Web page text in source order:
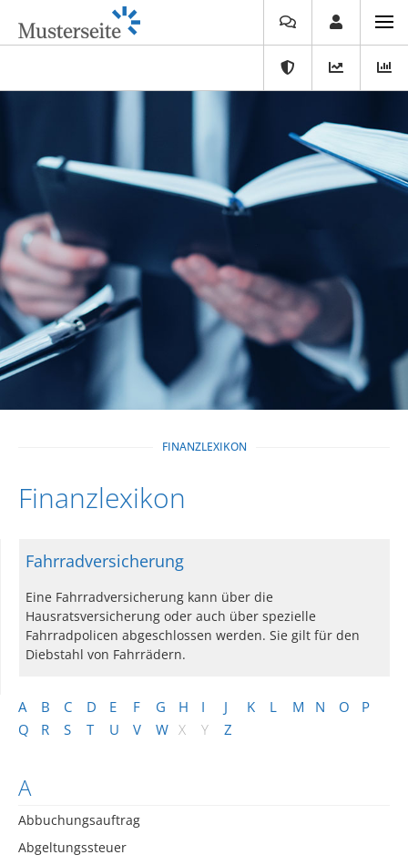
FINANZLEXIKON
Finanzlexikon
A B C D E F G H I J K L M N O
P
Q
R S T U V W X Y Z
A
Abbuchungsauftrag
Abgeltungssteuer
Fahrradversicherung
Eine Fahrradversicherung kann über die
Hausratsversicherung oder auch über spezielle
Fahrradpolicen abgeschlossen werden. Sie gilt für den
Diebstahl von Fahrrädern.